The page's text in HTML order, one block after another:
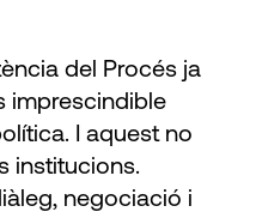
del Procés ja
imprescindible
I aquest no
institucions.
negociació i